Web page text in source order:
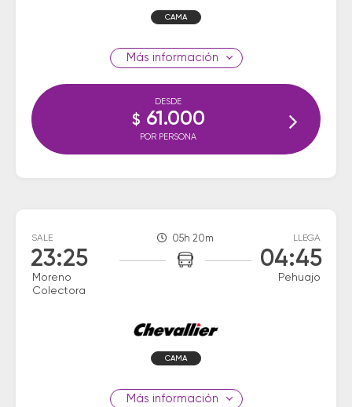
CAMA
información
DESDE
$ 61.000
POR PERSONA
SALE
23:25
Moreno
Colectora
05h 20m LLEGA
04:45
Pehuajo
CAMA
información